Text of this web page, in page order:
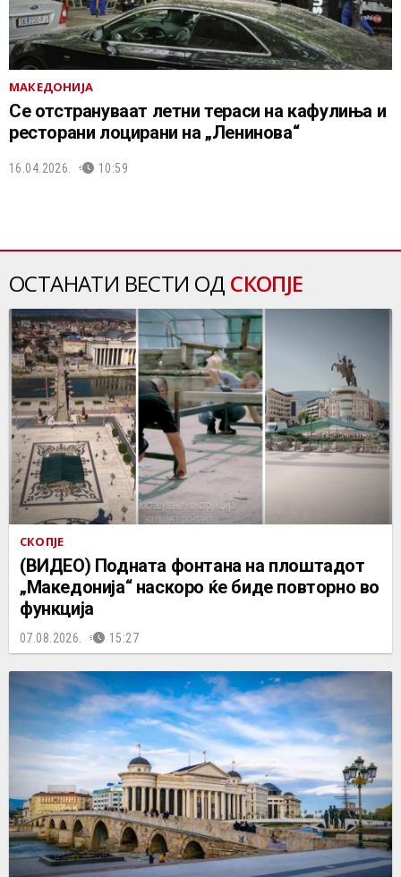
МАКЕДОНИЈА
Се отстрануваат летни тераси на кафулиња и
ресторани лоцирани на „Ленинова“
16.04.2026. 10:59
ОСТАНАТИ ВЕСТИ ОД СКОПЈЕ
СКОПЈЕ
(ВИДЕО) Подната фонтана на плоштадот
„Македонија“ наскоро ќе биде повторно во
функција
07.08.2026. 15:27